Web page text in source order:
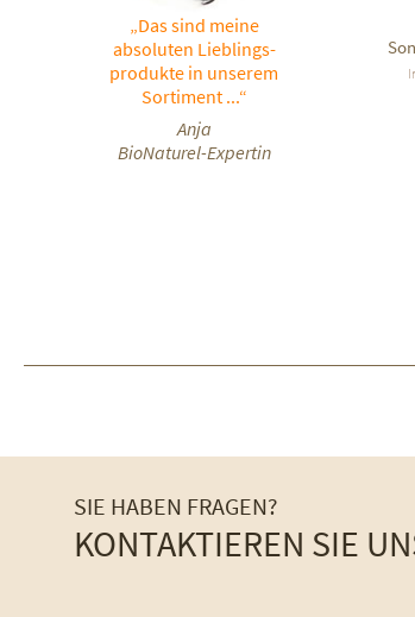
„Das sind meine
absoluten Lieblings-
produkte in unserem
Sortiment ...“
Anja
BioNaturel-Expertin
SIE HABEN FRAGEN?
KONTAKTIEREN SIE